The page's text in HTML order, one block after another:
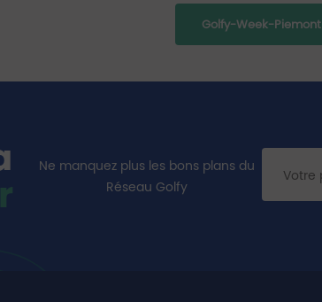
Golfy-Week-Piemont
Ne manquez plus les bons plans du
Réseau Golfy